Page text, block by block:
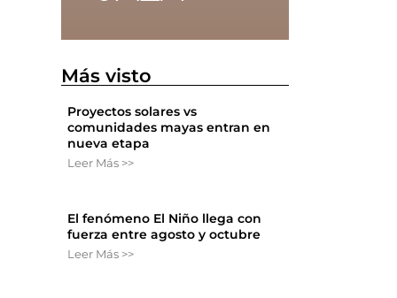
Más visto
Proyectos solares vs
comunidades mayas entran en
nueva etapa
Leer Más >>
El fenómeno El Niño llega con
fuerza entre agosto y octubre
Leer Más >>